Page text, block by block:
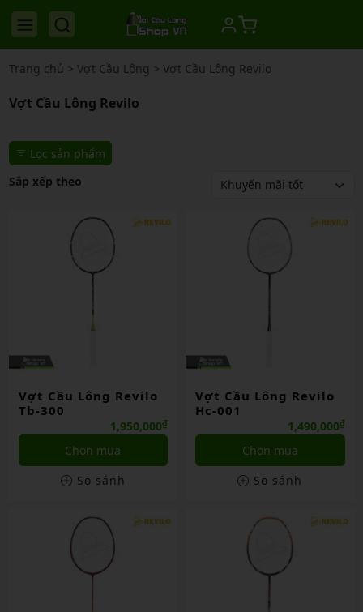
Trang chủ > Vợt Cầu Lông > Vợt Cầu Lông Revilo
Vợt Cầu Lông Revilo
Lọc sản phẩm
Sắp xếp theo
Vợt Cầu Lông Revilo
Tb-300
1,950,000₫
Chọn mua
So sánh
Vợt Cầu Lông Revilo
Hc-001
1,490,000₫
Chọn mua
So sánh